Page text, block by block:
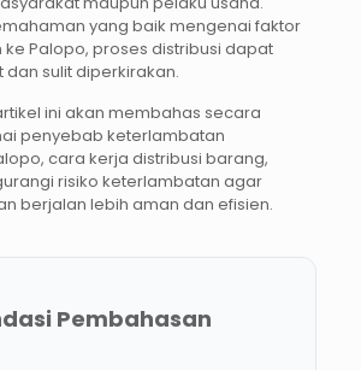
yang baik mengenai faktor
Palopo, proses distribusi dapat
sulit diperkirakan.
ini akan membahas secara
penyebab keterlambatan
cara kerja distribusi barang,
risiko keterlambatan agar
berjalan lebih aman dan efisien.
Pembahasan